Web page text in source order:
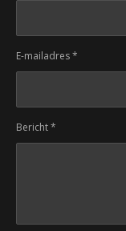
E-mailadres *
Bericht *